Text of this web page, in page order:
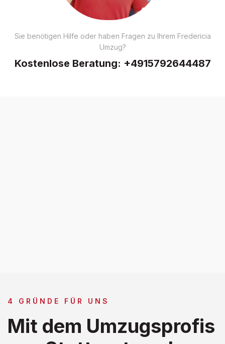
Sie benötigen Hilfe oder haben Fragen zu Ihrem Fredericia
Umzug?
Kostenlose Beratung: +4915792644487
4 GRÜNDE FÜR UNS
Mit dem Umzugsprofis